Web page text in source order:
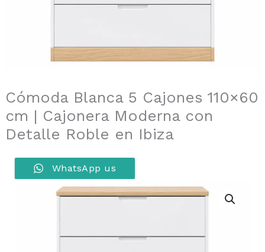
Cómoda Blanca 5 Cajones 110×60
cm | Cajonera Moderna con
Detalle Roble en Ibiza
WhatsApp us